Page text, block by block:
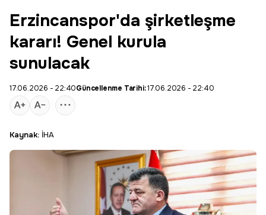
Erzincanspor'da şirketleşme
kararı! Genel kurula
sunulacak
17.06.2026 - 22:40Güncellenme Tarihi:17.06.2026 - 22:40
Kaynak: İHA